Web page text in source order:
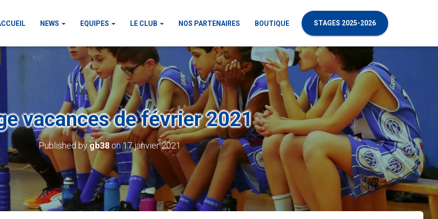
NEWS EQUIPES LE CLUB NOS PARTENAIRES BOUTIQUE STAGES 2025-2026
vacances de février 2021
Published bygb38on17 janvier 2021